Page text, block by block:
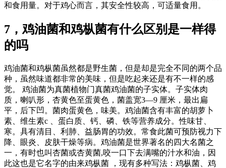
和食用量。对于鸡心而言，其安全性较高，可适量食用。
7，鸡油菌和鸡枞菌有什么区别是一样得
的吗
鸡油菌和鸡枞菌虽然都是野生菌，但是却是完全不同的两个品
种，虽然味道都非常的美味，但是吃起来还是有不一样的感
觉。 鸡油菌为真菌植物门真菌鸡油菌的子实体。子实体肉
质，喇叭形，杏黄色至蛋黄色，菌盖宽3—9 厘米，最出扁
平，后下凹。菌肉蛋黄色，味美。鸡油菌含有丰富的胡萝卜
素、维生素c 、蛋白质、钙、磷、铁等营养成分。性味甘、
寒。具有清目、利肺、益肠胃的功效。常食此菌可预防视力下
降、眼炎、皮肤干燥等病。鸡油菌是世界著名的四大名菌之
一，有时也叫杏菌或杏黄菌,咬一口下去满嘴的汁水和油，因
此这也是它名字的由来鸡枞菌 ，现有多种写法：鸡枞菌、鸡